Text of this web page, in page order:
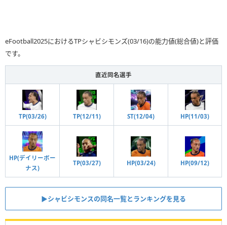
eFootball2025におけるTPシャビシモンズ(03/16)の能力値(総合値)と評価
です。
直近同名選手
TP(03/26) TP(12/11) ST(12/04) HP(11/03)
HP(デイリーボー
ナス)
TP(03/27) HP(03/24) HP(09/12)
▶︎シャビシモンスの同名一覧とランキングを見る